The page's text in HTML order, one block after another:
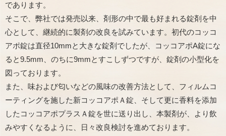
であります。
そこで、弊社では発売以来、剤形の中で最も好まれる錠剤を中
心として、継続的に製剤の改良を試みています。初代のコッコ
アポ錠は直径10mmと大きな錠剤でしたが、コッコアポA錠にな
ると9.5mm、のちに9mmとすこしずつですが、錠剤の小型化を
図っております。
また、味および匂いなどの風味の改善方法として、フィルムコ
ーティングを施した新コッコアポＡ錠、そして更に香料を添加
したコッコアポプラスＡ錠を世に送り出し、本製剤が、より飲
みやすくなるように、日々改良検討を進めております。